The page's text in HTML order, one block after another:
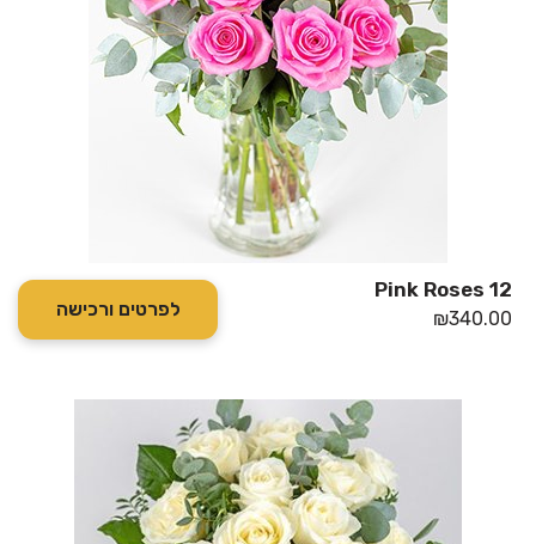
12 Pink Roses
₪340.00 לפרטים ורכישה